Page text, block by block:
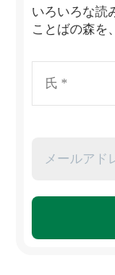
いろいろな読
ことばの森を